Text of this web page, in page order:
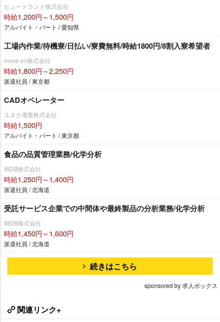
ビュートランド株式会社
時給1,200円～1,500円
アルバイト・パート / 愛知県
工場内作業/待機寮/日払い/寮費無料/時給1800円/8割入寮希望者
move on株式会社
時給1,800円～2,250円
派遣社員 / 東京都
CADオペレーター
ユタカ電業株式会社
時給1,500円
アルバイト・パート / 東京都
食品の品質管理業務/化学分析
WDB株式会社
時給1,250円～1,400円
派遣社員 / 北海道
受託サービス企業での中間体や最終製品の分析業務/化学分析
WDB株式会社
時給1,450円～1,600円
派遣社員 / 北海道
続きはこちら
sponsored by 求人ボックス
関連リンク+